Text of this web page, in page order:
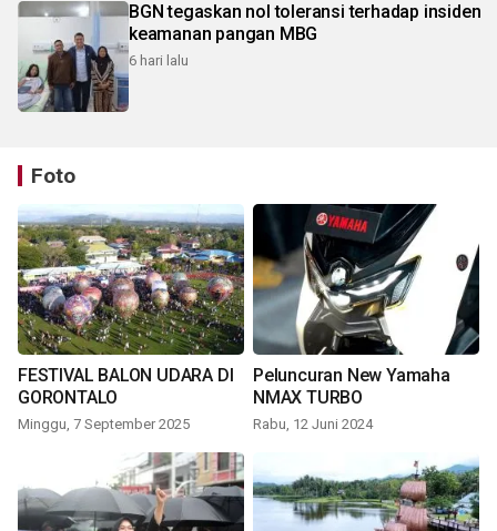
BGN tegaskan nol toleransi terhadap insiden
keamanan pangan MBG
6 hari lalu
Foto
FESTIVAL BALON UDARA DI
GORONTALO
Minggu, 7 September 2025
Peluncuran New Yamaha
NMAX TURBO
Rabu, 12 Juni 2024